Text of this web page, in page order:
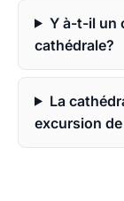
Y à-t-il un
cathédrale?
La
excursion